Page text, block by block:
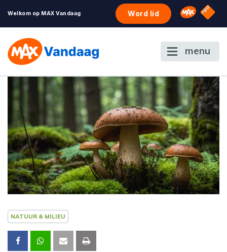
Welkom op MAX Vandaag Word lid Omroep
NPO
menu
NATUUR & MILIEU